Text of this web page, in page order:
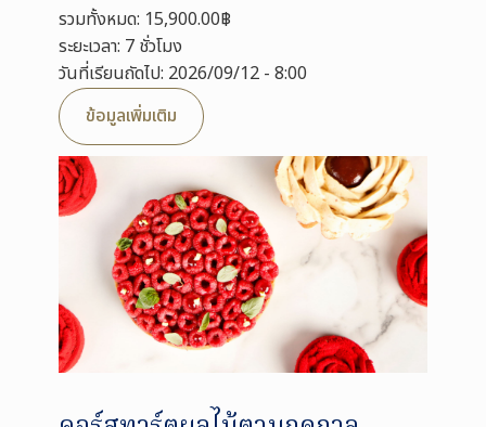
รวมทั้งหมด: 15,900.00฿
ระยะเวลา: 7 ชั่วโมง
วันที่เรียนถัดไป: 2026/09/12 - 8:00
ข้อมูลเพิ่มเติม